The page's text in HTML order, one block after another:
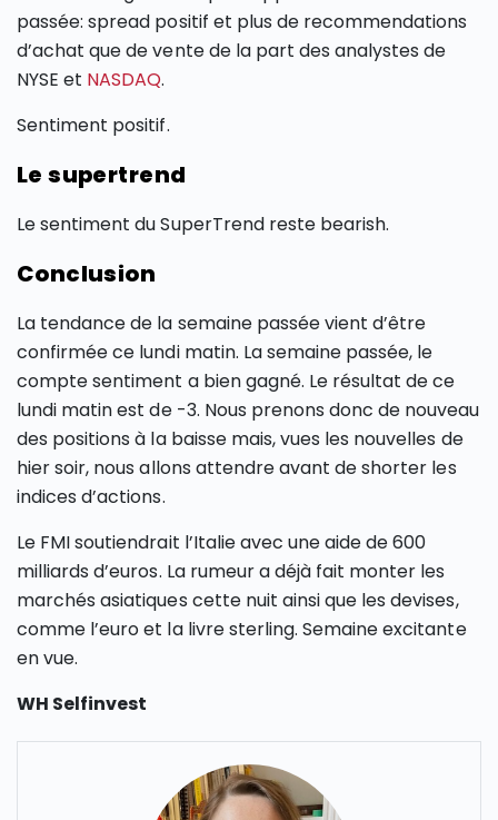
passée: spread positif et plus de recommendations
d’achat que de vente de la part des analystes de
NYSE et NASDAQ.
Sentiment positif.
Le supertrend
Le sentiment du SuperTrend reste bearish.
Conclusion
La tendance de la semaine passée vient d’être
confirmée ce lundi matin. La semaine passée, le
compte sentiment a bien gagné. Le résultat de ce
lundi matin est de -3. Nous prenons donc de nouveau
des positions à la baisse mais, vues les nouvelles de
hier soir, nous allons attendre avant de shorter les
indices d’actions.
Le FMI soutiendrait l’Italie avec une aide de 600
milliards d’euros. La rumeur a déjà fait monter les
marchés asiatiques cette nuit ainsi que les devises,
comme l’euro et la livre sterling. Semaine excitante
en vue.
WH Selfinvest